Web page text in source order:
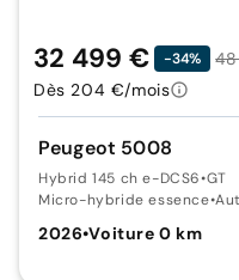
Peugeot 5008
Hybrid 145 ch e-DCS6•GT
Micro-hybride essence•
2026•Voiture 0 km
32 499 € -34%
Dès 204 €/mois